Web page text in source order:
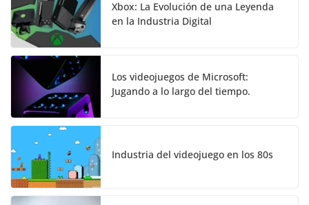
Xbox: La Evolución de una Leyenda
en la Industria Digital
Los videojuegos de Microsoft:
Jugando a lo largo del tiempo.
Industria del videojuego en los 80s